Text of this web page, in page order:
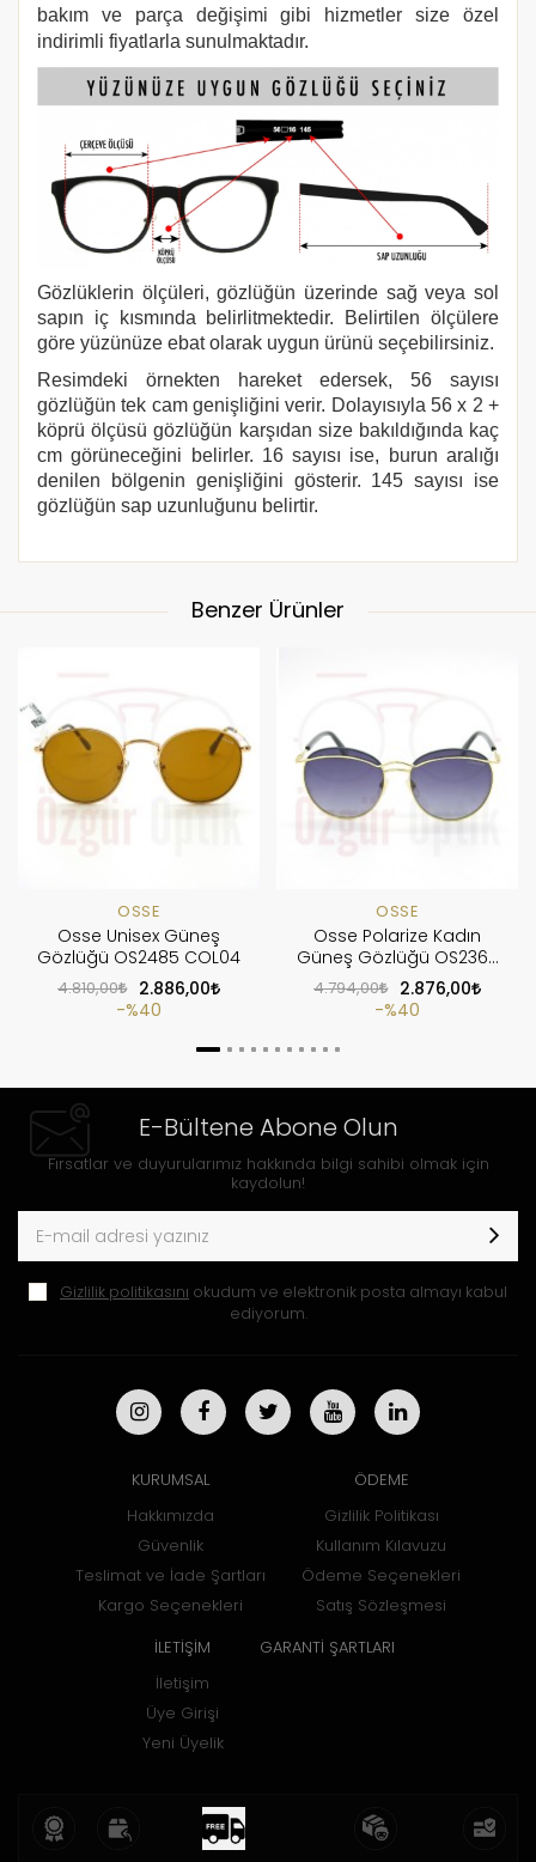
bakım ve parça değişimi gibi hizmetler size özel
indirimli fiyatlarla sunulmaktadır.
Gözlüklerin ölçüleri, gözlüğün üzerinde sağ veya sol
sapın iç kısmında belirlitmektedir. Belirtilen ölçülere
göre yüzünüze ebat olarak uygun ürünü seçebilirsiniz.
Resimdeki örnekten hareket edersek, 56 sayısı
gözlüğün tek cam genişliğini verir. Dolayısıyla 56 x 2 +
köprü ölçüsü gözlüğün karşıdan size bakıldığında kaç
cm görüneceğini belirler. 16 sayısı ise, burun aralığı
denilen bölgenin genişliğini gösterir. 145 sayısı ise
gözlüğün sap uzunluğunu belirtir.
Benzer Ürünler
OSSE
Osse Unisex Güneş
Gözlüğü OS2485 COL04
4.810,00
2.886,00
%40
OSSE
Osse Polarize Kadın
Güneş Gözlüğü OS2360
C4
4.794,00
2.876,00
%40
E-Bültene Abone Olun
Fırsatlar ve duyurularımız hakkında bilgi sahibi olmak için
kaydolun!
Gizlilik politikasını okudum ve elektronik posta almayı kabul
ediyorum.
KURUMSAL
Hakkımızda
Güvenlik
Teslimat ve İade Şartları
Kargo Seçenekleri
ÖDEME
Gizlilik Politikası
Kullanım Kılavuzu
Ödeme Seçenekleri
Satış Sözleşmesi
İLETİŞİM
İletişim
Üye Girişi
Yeni Üyelik
GARANTİ ŞARTLARI